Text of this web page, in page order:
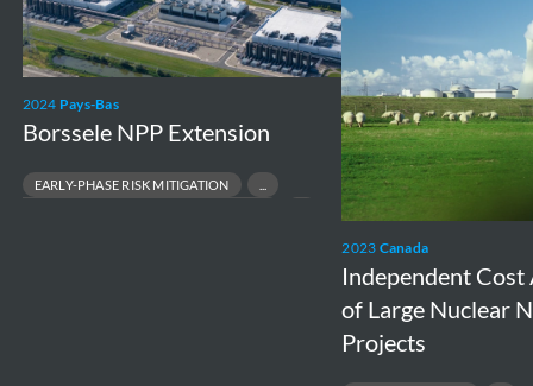
2024 Pays-Bas
Borssele NPP Extension
EARLY-PHASE RISK MITIGATION
2023 Canada
Independent Cost
of Large Nuclear
Projects
of
Large
Nuclear
New
Build
Projects